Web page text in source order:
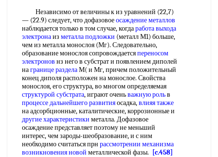
Независимо от величины к из уравнений (22,7)
— (22.9) следует, что дофазовоеосаждение металлов
наблюдается только в том случае, когдаработа выхода
электронаиз металла подложки (металл М1) больше,
чем из металла монослоя (Мг). Следовательно,
образование монослоя сопровождаетсяпереносом
электронов нз него в субстрат и появлением диполей
награнице разделаМ( и Мг, причем положительный
конец диполя расположен на монослое. Свойства
монослоя, его структура, во многом определяемая
структурой субстрата, играют оченьважную рольв
процессе дальнейшего развитияосадка,влияя также
на адсорбционные, каталитические, коррозионные и
другие характеристики металла. Дофазовое
осаждение представляет поэтому не меньший
интерес, чем зароды-шеобразование, и с ним
необходимо считаться прн рассмотрении механизма
возникновения новой металлической фазы.
[c.458]